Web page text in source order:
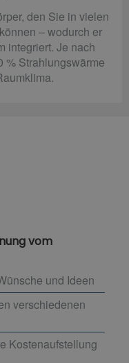
den Sie in vielen
– wodurch er
integriert. Je nach
% Strahlungswärme
vom
und Ideen
verschiedenen
Kostenaufstellung